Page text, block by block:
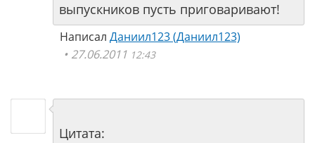
выпускников пусть приговаривают!
Написал Даниил123 (Даниил123)
27.06.2011 12:43
Цитата: